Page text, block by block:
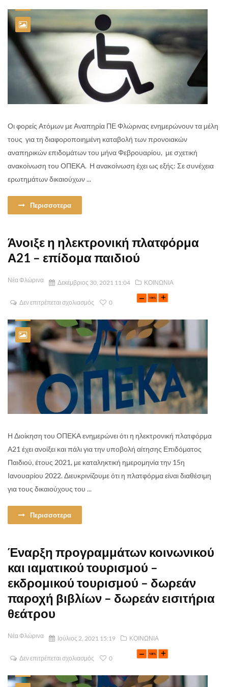
Οι φορείς Ατόμων με Αναπηρία ΠΕ Φλώρινας ενημερώνουν τα μέλη
τους για τη διαφοροποιημένη καταβολή των προνοιακών
αναπηρικών επιδομάτων του μήνα Φεβρουαρίου, με σχετική
ανακοίνωση του ΟΠΕΚΑ. Η ανακοίνωση έχει ως εξής: Σε συνέχεια
ερωτημάτων δικαιούχων ...
Περισσοτερα
Άνοιξε η ηλεκτρονική πλατφόρμα
Α21 – επίδομα παιδιού
Νέα Φλώρινα Δεκέμβριος 30, 2021 11:04 ΚΟΙΝΩΝΙΑ
Δεν επιτρέπεται σχολιασμός 0
Η Διοίκηση του ΟΠΕΚΑ ενημερώνει ότι η ηλεκτρονική πλατφόρμα
Α21 έχει ανοίξει και πάλι για την υποβολή αίτησης Επιδόματος
Παιδιού, έτους 2021, με καταληκτική ημερομηνία την 15η
Ιανουαρίου 2022. Διευκρινίζουμε ότι η πλατφόρμα είναι διαθέσιμη
για τους δικαιούχους του ...
Περισσοτερα
Έναρξη προγραμμάτων κοινωνικού
και ιαματικού τουρισμού –
εκδρομικού τουρισμού – δωρεάν
παροχή βιβλίων – δωρεάν εισιτήρια
θεάτρου
Νέα Φλώρινα Ιούλιος 2, 2021 15:19 ΚΟΙΝΩΝΙΑ
Δεν επιτρέπεται σχολιασμός 0